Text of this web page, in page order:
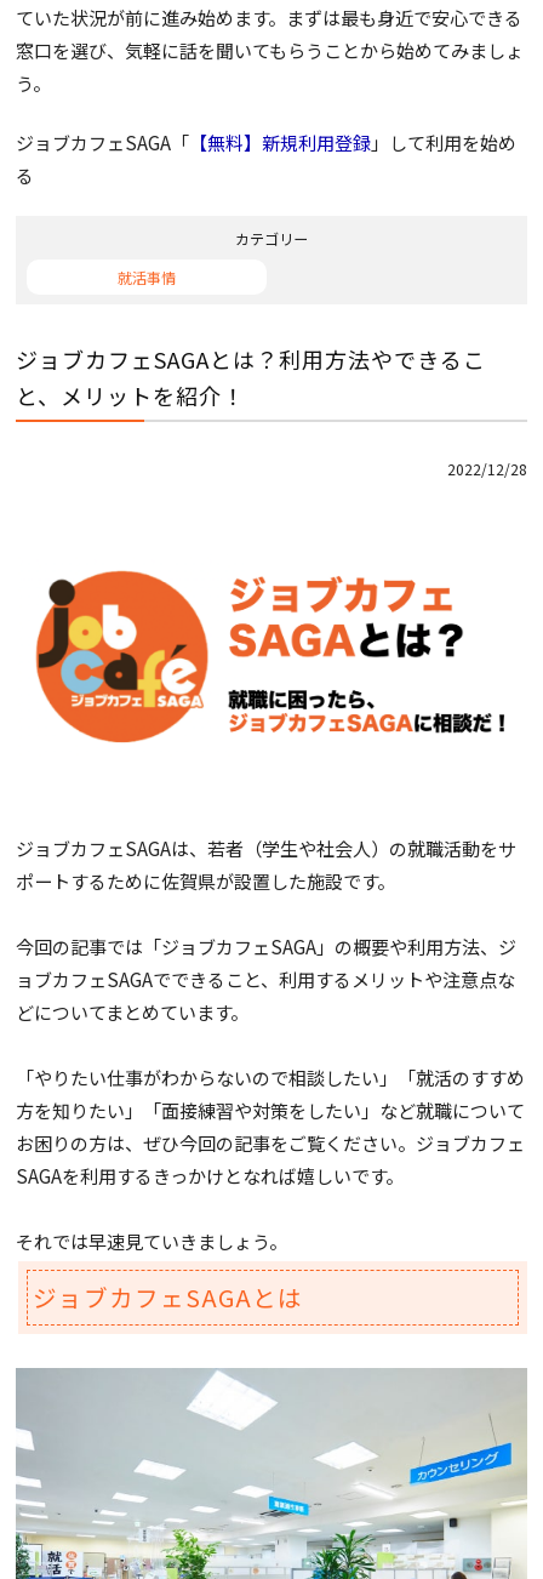
ていた状況が前に進み始めます。まずは最も身近で安心できる
窓口を選び、気軽に話を聞いてもらうことから始めてみましょ
う。
ジョブカフェSAGA「 【無料】新規利用登録」して利用を始め
る
カテゴリー
就活事情
ジョブカフェSAGAとは？利用方法やできるこ
と、メリットを紹介！
2022/12/28
ジョブカフェSAGAは、若者（学生や社会人）の就職活動をサ
ポートするために佐賀県が設置した施設です。
今回の記事では「ジョブカフェSAGA」の概要や利用方法、ジ
ョブカフェSAGAでできること、利用するメリットや注意点な
どについてまとめています。
「やりたい仕事がわからないので相談したい」「就活のすすめ
方を知りたい」「面接練習や対策をしたい」など就職について
お困りの方は、ぜひ今回の記事をご覧ください。ジョブカフェ
SAGAを利用するきっかけとなれば嬉しいです。
それでは早速見ていきましょう。
ジョブカフェSAGAとは